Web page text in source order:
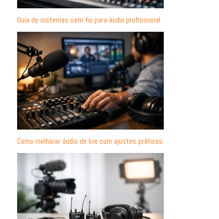
Guia de sistemas sem fio para áudio profissional
Como melhorar áudio de live com ajustes práticos